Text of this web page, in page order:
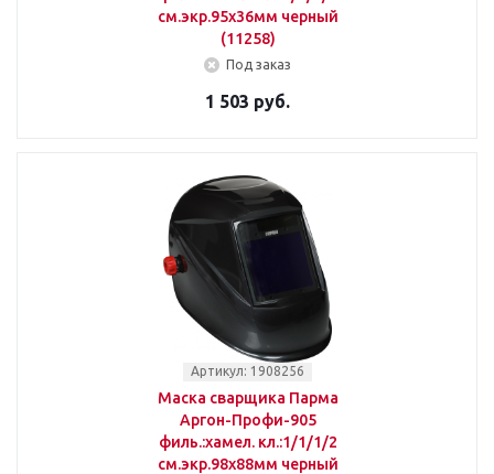
см.экр.95x36мм черный
(11258)
Под заказ
1 503 руб.
Артикул: 1908256
Маска сварщика Парма
Аргон-Профи-905
филь.:хамел. кл.:1/1/1/2
см.экр.98х88мм черный